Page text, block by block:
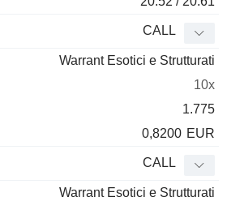
CALL
Warrant Esotici e Strutturati
10x
1.775
0,8200 EUR
CALL
Warrant Esotici e Strutturati